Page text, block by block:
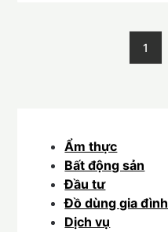
1
Ẩm thực
Bất động sản
Đầu tư
Đồ dùng gia đình
Dịch vụ